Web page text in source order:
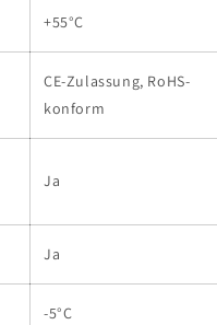
+55°C
CE-Zulassung, RoHS-
konform
Ja
Ja
-5°C